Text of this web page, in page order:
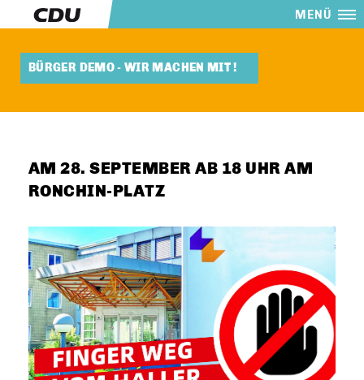
MENÜ
BÜRGER DEMO - WIR MACHEN MIT !
AM 28. SEPTEMBER AB 18 UHR AM
RONCHIN-PLATZ